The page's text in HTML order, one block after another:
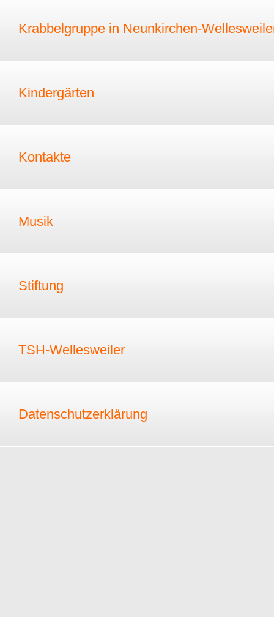
Krabbelgruppe in Neunkirchen-
Kindergärten
Kontakte
Musik
Stiftung
TSH-Wellesweiler
Datenschutzerklärung